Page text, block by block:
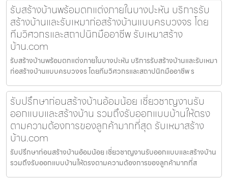
รับสร้างบ้านพร้อมตกแต่งภายในบางปะหัน บริการรับ
สร้างบ้านและรับเหมาก่อสร้างบ้านแบบครบวงจร โดย
ทีมวิศวกรและสถาปนิกมืออาชีพ รับเหมาสร้าง
บ้าน.com
รับสร้างบ้านพร้อมตกแต่งภายในบางปะหัน บริการรับสร้างบ้านและรับเหมา
ก่อสร้างบ้านแบบครบวงจร โดยทีมวิศวกรและสถาปนิกมืออาชีพ ร
รับปรึกษาก่อนสร้างบ้านอ้อมน้อย เชี่ยวชาญงานรับ
ออกแบบและสร้างบ้าน รวมถึงรับออกแบบบ้านให้ตรง
ตามความต้องการของลูกค้ามากที่สุด รับเหมาสร้าง
บ้าน.com
รับปรึกษาก่อนสร้างบ้านอ้อมน้อย เชี่ยวชาญงานรับออกแบบและสร้างบ้าน
รวมถึงรับออกแบบบ้านให้ตรงตามความต้องการของลูกค้ามากที่ส